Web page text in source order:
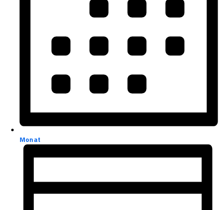
Monat